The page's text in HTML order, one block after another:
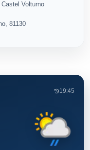
Volturno
81130
19:45